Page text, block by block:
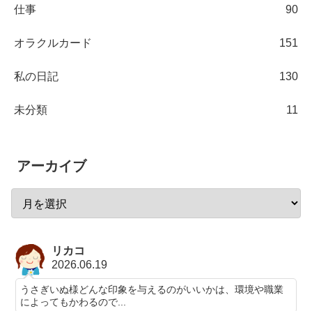
仕事 90
オラクルカード 151
私の日記 130
未分類 11
アーカイブ
リカコ
2026.06.19
うさぎいぬ様どんな印象を与えるのがいいかは、環境や職業
によってもかわるので...